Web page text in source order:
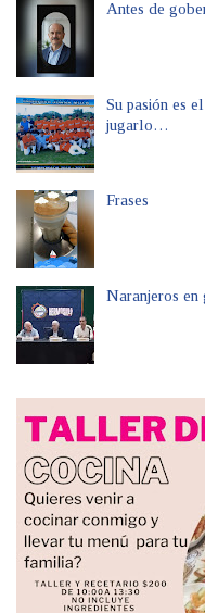
Antes de
Su pasión es
jugarlo…
Frases
Naranjeros en